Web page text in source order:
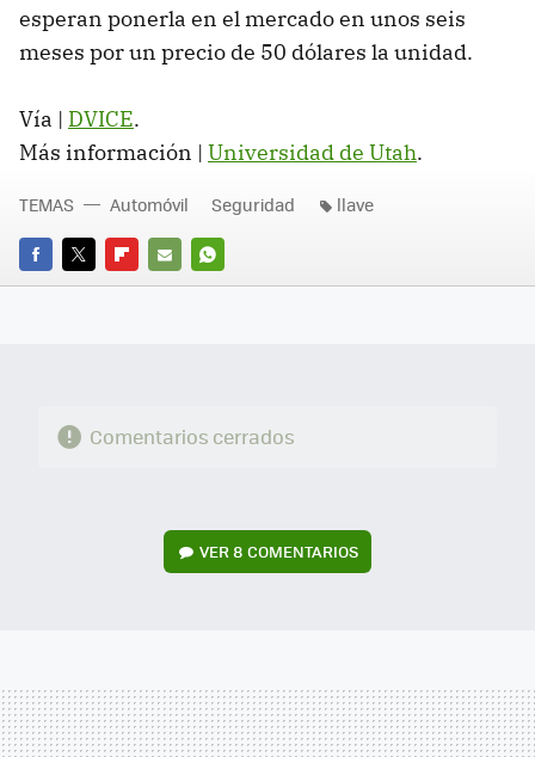
esperan ponerla en el mercado en unos seis
meses por un precio de 50 dólares la unidad.
Vía | DVICE.
Más información | Universidad de Utah.
FACEBOOK
TWITTERFLIPBOARD
E-
WHATSAPP
TEMAS Automóvil Seguridad llave
Comentarios cerrados
VER8 COMENTARIOS